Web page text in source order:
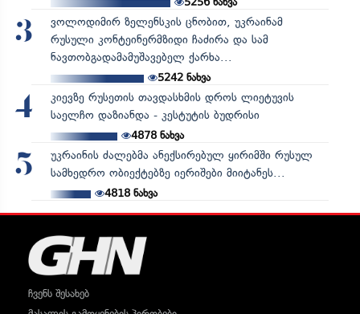
3
ვოლოდიმირ ზელენსკის ცნობით, უკრაინამ
რუსული კონტეინერმზიდი ჩაძირა და სამ
ნავთობგადამამუშავებელ ქარხა...
5242ნახვა
4
კიევზე რუსეთის თავდასხმის დროს ლიეტუვის
საელჩო დაზიანდა - კესტუტის ბუდრისი
4878ნახვა
5
უკრაინის ძალებმა ანექსირებულ ყირიმში რუსულ
სამხედრო ობიექტებზე იერიშები მიიტანეს...
4818ნახვა
ჩვენს შესახებ